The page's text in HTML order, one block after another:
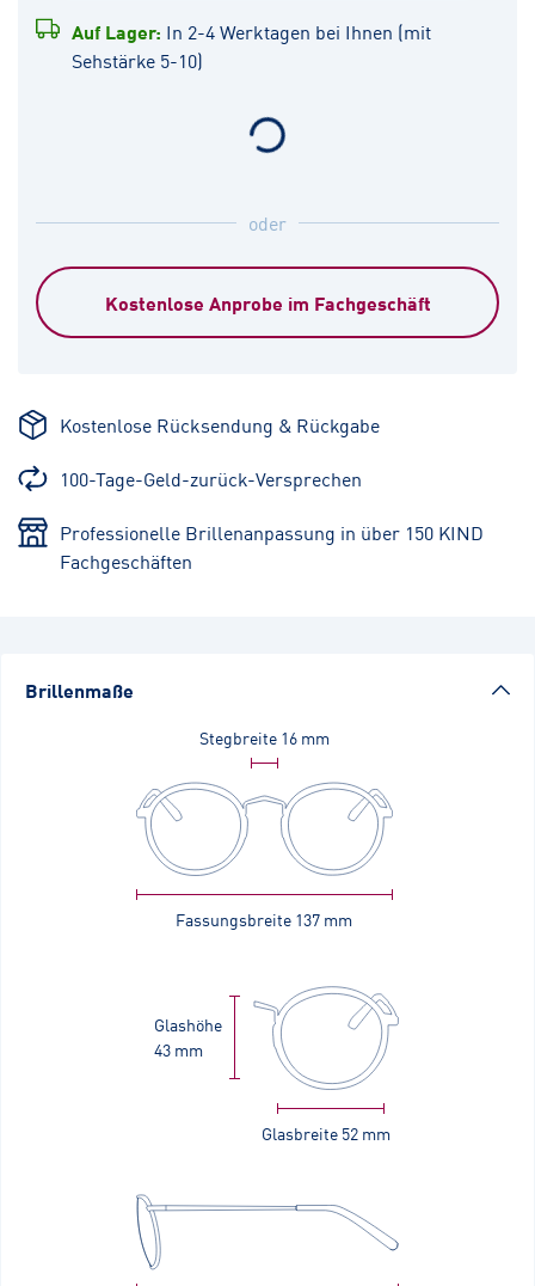
Auf Lager: In 2-4 Werktagen bei Ihnen (mit
Sehstärke 5-10)
oder
Kostenlose Anprobe im Fachgeschäft
Kostenlose Rücksendung & Rückgabe
100-Tage-Geld-zurück-Versprechen
Professionelle Brillenanpassung in über 150 KIND
Fachgeschäften
Brillenmaße
Stegbreite 16 mm
Fassungsbreite 137 mm
Glasbreite 52 mm
Glashöhe
43 mm